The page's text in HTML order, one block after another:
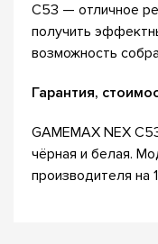
C53 — отличное
получить
возможность
Гарантия,
GAMEMAX NEX
чёрная и белая.
производителя на